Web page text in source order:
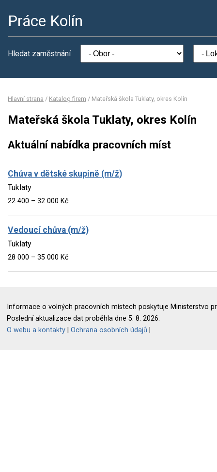
Práce Kolín
Hledat zaměstnání
Hlavní strana / Katalog firem / Mateřská škola Tuklaty, okres Kolín
Mateřská škola Tuklaty, okres Kolín
Aktuální nabídka pracovních míst
Chůva v dětské skupině (m/ž)
Tuklaty
22 400 – 32 000 Kč
Vedoucí chůva (m/ž)
Tuklaty
28 000 – 35 000 Kč
Informace o volných pracovních místech poskytuje Ministerstvo
Poslední aktualizace dat proběhla dne 5. 8. 2026.
O webu a kontakty |Ochrana osobních údajů